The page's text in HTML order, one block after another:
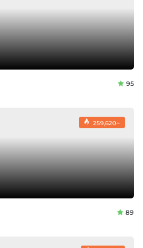
95
259,620~
89